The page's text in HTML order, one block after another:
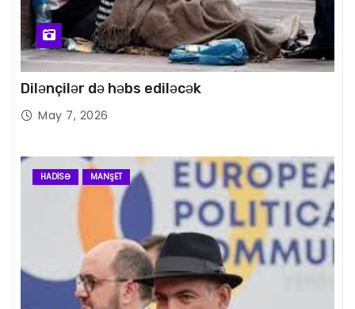
Dilənçilər də həbs ediləcək
May 7, 2026
HADISƏ MANŞET